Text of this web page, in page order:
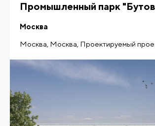
Промышленный парк
Москва
Москва, Москва, Проектируемый